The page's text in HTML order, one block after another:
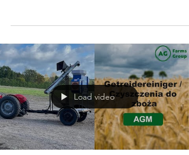
Betriebe und Getreideverarbeitung. ✅
Vorreinigungsleistung: bis zu 42 t/h ✅
Endreinigungsleistung: bis zu 14 t/h ✅
Installierte Leistung: 7,5 kW ✅ Siebfläche: 3
m² ✅ Europäische Qualität, CE-zertifizierte
Maschine
Load video